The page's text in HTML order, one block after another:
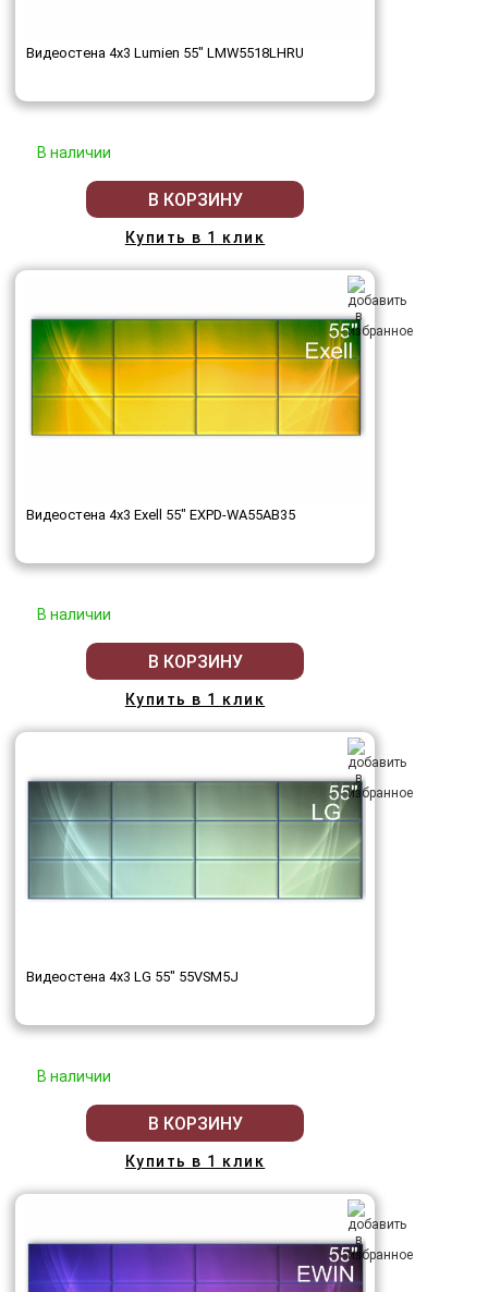
Видеостена 4x3 Lumien 55" LMW5518LHRU
В наличии
В КОРЗИНУ
Купить в 1 клик
Видеостена 4x3 Exell 55" EXPD-WA55AB35
В наличии
В КОРЗИНУ
Купить в 1 клик
Видеостена 4x3 LG 55" 55VSM5J
В наличии
В КОРЗИНУ
Купить в 1 клик